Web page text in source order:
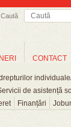
Caută
de asistență
Finanțări
CONTACT